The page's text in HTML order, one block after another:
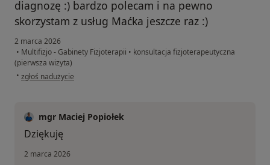
diagnozę :) bardzo polecam i na pewno
skorzystam z usług Maćka jeszcze raz :)
2 marca 2026
• Multifizjo - Gabinety Fizjoterapii • konsultacja fizjoterapeutyczna
(pierwsza wizyta)
• w opinii użytkownika Angelika
zgłoś nadużycie
mgr Maciej Popiołek
Dziękuję
2 marca 2026